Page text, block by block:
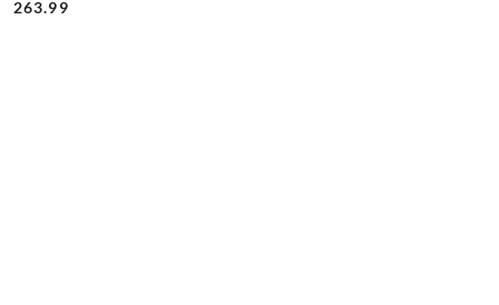
Cena:
Cena:
263.99